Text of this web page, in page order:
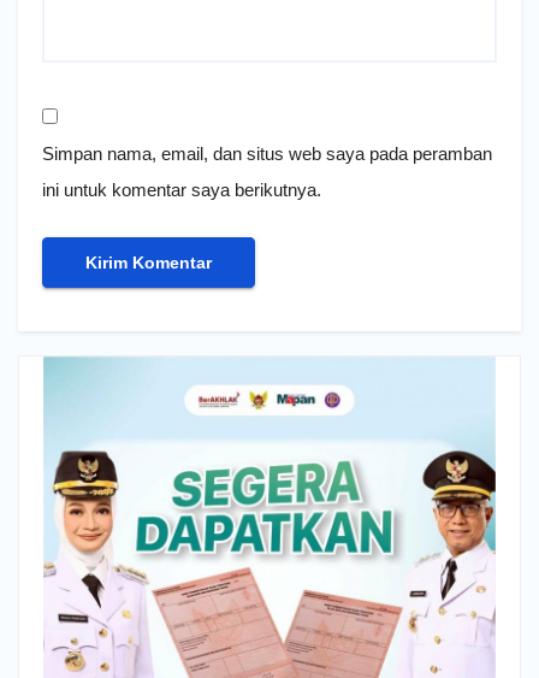
Simpan nama, email, dan situs web saya pada peramban
ini untuk komentar saya berikutnya.